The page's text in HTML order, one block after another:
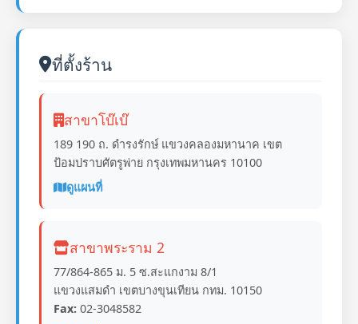
ที่ตั้งร้าน
สาขาโบ๊เบ๊
189 190 ถ. ดำรงรักษ์ แขวงคลองมหานาค เขต
ป้อมปราบศัตรูพ่าย กรุงเทพมหานคร 10100
ดูแผนที่
สาขาพระราม 2
77/864-865 ม. 5 ซ.สะแกงาม 8/1
แขวงแสมดำ เขตบางขุนเทียน กทม. 10150
Fax: 02-3048582